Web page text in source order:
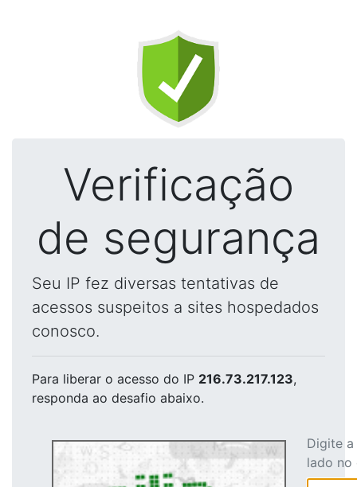
Verificação
de segurança
Seu IP fez diversas tentativas de
acessos suspeitos a sites hospedados
conosco.
Para liberar o acesso do IP 216.73.217.123,
responda ao desafio abaixo.
Digite
lado no